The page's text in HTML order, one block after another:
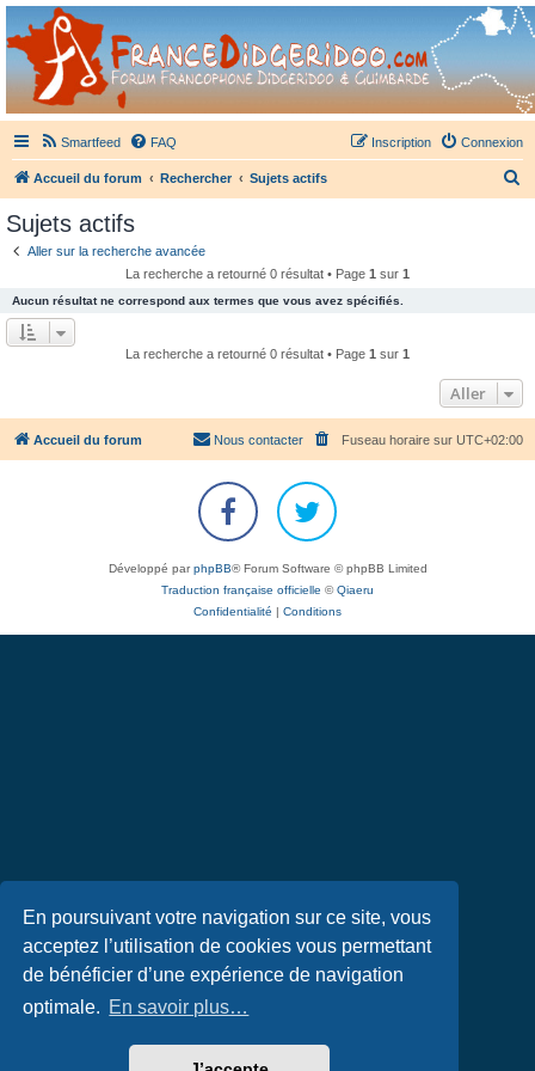
En poursuivant votre navigation sur ce site, vous
acceptez l’utilisation de cookies vous permettant
de bénéficier d’une expérience de navigation
optimale. En savoir plus…
France Didgeridoo
Didgeridoo et Guimbarde sur France Didgeridoo - retrouvez la communauté.
Smartfeed FAQ Connexion
Inscription
Accueil du forum Rechercher Sujets actifs
h
e
r
Sujets actifs
Aller sur la recherche avancée
La recherche a retourné 0 résultat • Page 1 sur 1
Aucun résultat ne correspond aux termes que vous avez spécifiés.
La recherche a retourné 0 résultat • Page 1 sur 1
Aller
Accueil du forum Fuseau horaire sur UTC+02:00
Nous contacter
Développé parphpBB® Forum Software © phpBB Limited
Traduction française officielle ©Qiaeru
Confidentialité | Conditions